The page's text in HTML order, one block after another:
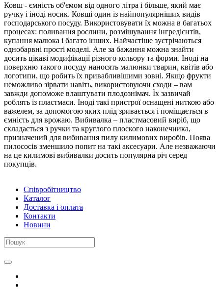
Ковш - ємність об'ємом від одного літра і більше, який має
ручку і іноді носик. Ковші один із найпопулярніших видів
господарського посуду. Використовувати їх можна в багатьох
процесах: поливання рослини, розмішування інгредієнтів,
купання малюка і багато інших. Найчастіше зустрічаються
однобарвні прості моделі. Але за бажання можна знайти
досить цікаві модифікації різного кольору та форми. Іноді на
поверхню такого посуду наносять малюнки тварин, квітів або
логотипи, що робить їх привабливішими зовні. Якщо фрукти
неможливо зірвати навіть, використовуючи сходи – вам
завжди допоможе влаштувати плодознімач. Їх зазвичай
роблять із пластмаси. Іноді такі пристрої оснащені ниткою або
важелем, за допомогою яких плід зривається і поміщається в
ємність для врожаю. Вибивалка – пластмасовий виріб, що
складається з ручки та круглого плоского наконечника,
призначений для вибивання пилу килимових виробів. Поява
пилососів зменшило попит на такі аксесуари. Але незважаючи
на це килимові вибивалки досить популярна річ серед
покупців.
Співробітництво
Каталог
Доставка і оплата
Контакти
Новини